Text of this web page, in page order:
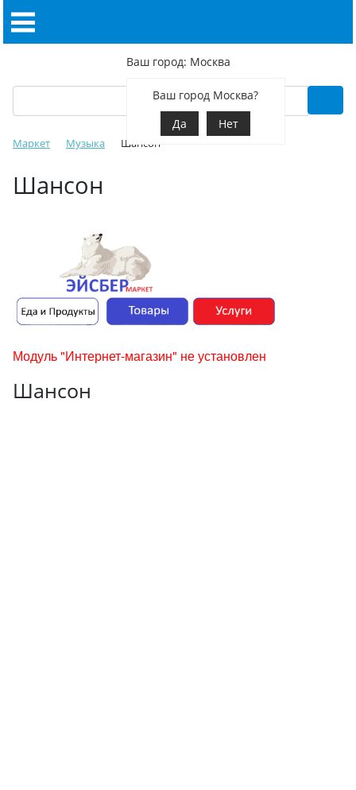
Ваш город: Москва
Ваш город Москва?
Да
Нет
Маркет Музыка Шансон
Шансон
Модуль "Интернет-магазин" не установлен
Шансон